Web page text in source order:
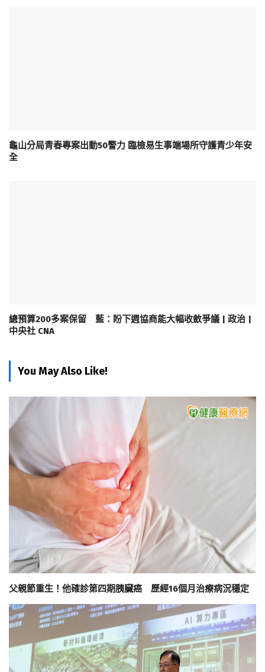
龜山分局青春專案出動50警力 臨檢易生事端場所守護青少年安
全
總預算200多案保留 藍：盼下週協商能大幅收斂爭議 | 政治 |
中央社 CNA
You May Also Like!
父親節重生！他確診第四期胰臟癌 歷經16個月治療病況穩定